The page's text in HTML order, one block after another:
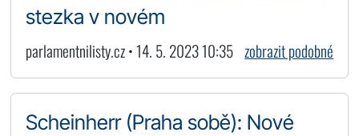
stezka v novém
parlamentnilisty.cz • 14. 5. 2023 10:35 zobrazit podobné
Scheinherr (Praha sobě): Nové